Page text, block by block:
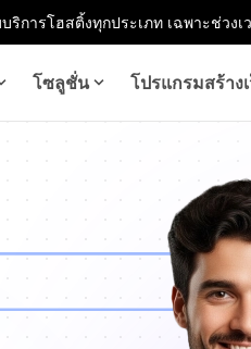
การโฮสติ้งทุกประเภท เฉพาะช่วงเ
โซลูชั่น โปรแกรมสร้าง